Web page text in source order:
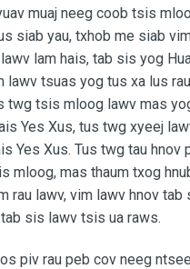
muaj neeg coob tsis
siab yau, txhob me siab
lam hais, tab sis yog
lawv tsuas yog tus xa lus
twg tsis mloog lawv mas
Yes Xus, tus twg xyeej
Yes Xus. Tus twg tau hnov
mloog, mas thaum txog
rau lawv, vim lawv hnov
sis lawv tsis ua raws.
piv rau peb cov neeg